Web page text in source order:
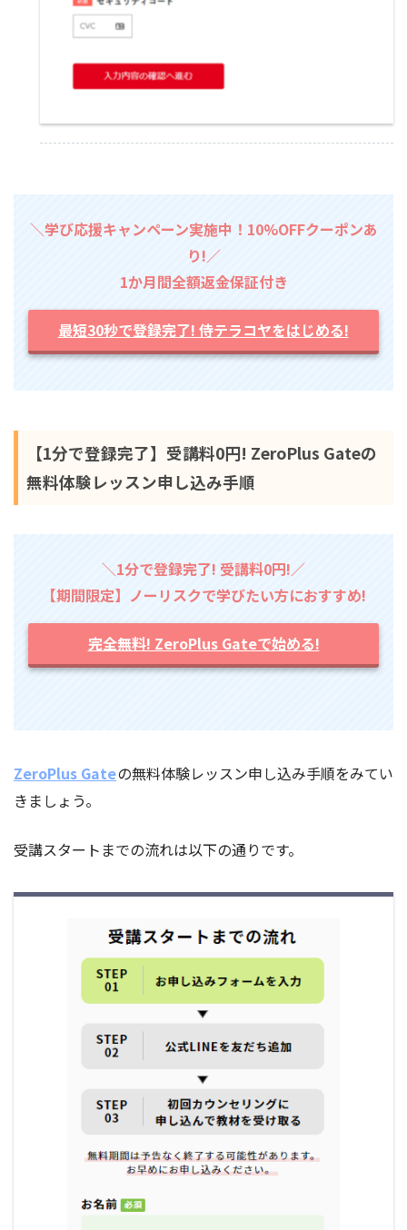
＼学び応援キャンペーン実施中！10%OFFクーポンあ
り!／
1か月間全額返金保証付き
最短30秒で登録完了! 侍テラコヤをはじめる!
【1分で登録完了】受講料0円! ZeroPlus Gateの
無料体験レッスン申し込み手順
＼1分で登録完了! 受講料0円!／
【期間限定】ノーリスクで学びたい方におすすめ!
完全無料! ZeroPlus Gateで始める!
ZeroPlus Gateの無料体験レッスン申し込み手順をみてい
きましょう。
受講スタートまでの流れは以下の通りです。